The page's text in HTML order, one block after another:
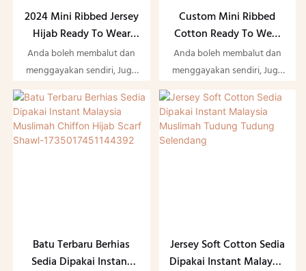
2024 Mini Ribbed Jersey
Hijab Ready To Wear
Instant Malaysia Muslim
Women Hijab Scarf
Anda boleh membalut dan
menggayakan sendiri, Juga
berbanding dengan
selendang retangle biasa
Custom Mini Ribbed
Cotton Ready To Wear
Selendang Tudung Hijab
Wanita Muslimah
Anda boleh membalut dan
menggayakan sendiri, Juga
berbanding dengan
selendang retangle biasa
Batu Terbaru Berhias
Sedia Dipakai Instant
Jersey Soft Cotton Sedia
Dipakai Instant Malaysia